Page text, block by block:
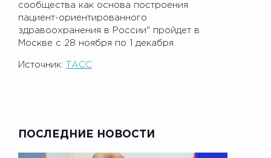
сообщества как основа построения
пациент-ориентированного
здравоохранения в России" пройдет в
Москве с 28 ноября по 1 декабря.
Источник: ТАСС
ПОСЛЕДНИЕ НОВОСТИ